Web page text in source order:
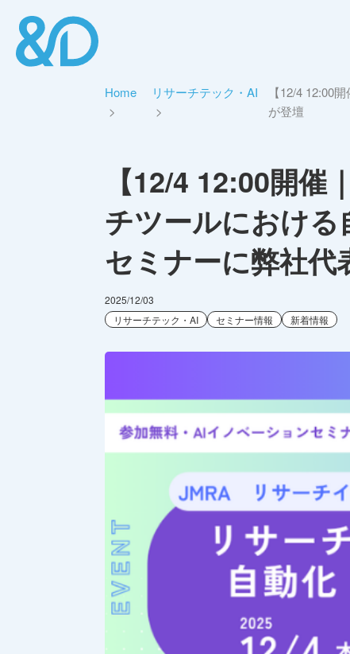
Home リサーチテック・AI
【12/4 12:00
が登壇
【12/4 12:00開
チツールにおけ
セミナーに弊社
2025/12/03
リサーチテック・AI
セミナー情報 新着情報